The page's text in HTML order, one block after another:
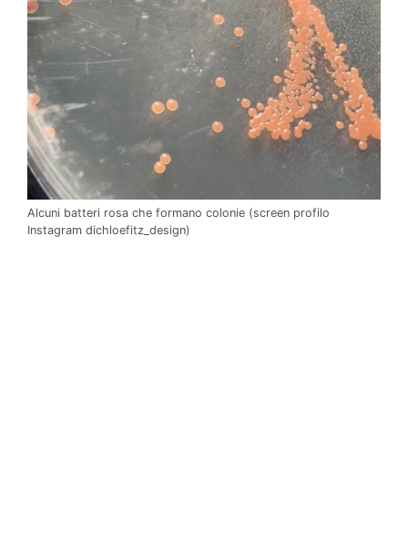
Alcuni batteri rosa che formano colonie (screen profilo
Instagram dichloefitz_design)